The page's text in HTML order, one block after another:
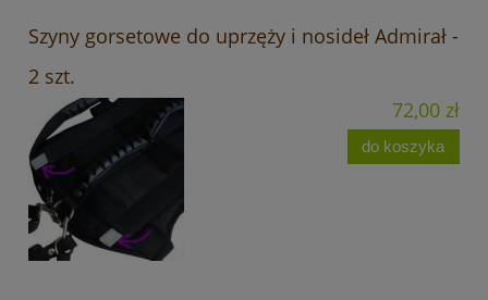
Szyny gorsetowe do uprzęży i nosideł Admirał -
2 szt.
72,00 zł
do koszyka